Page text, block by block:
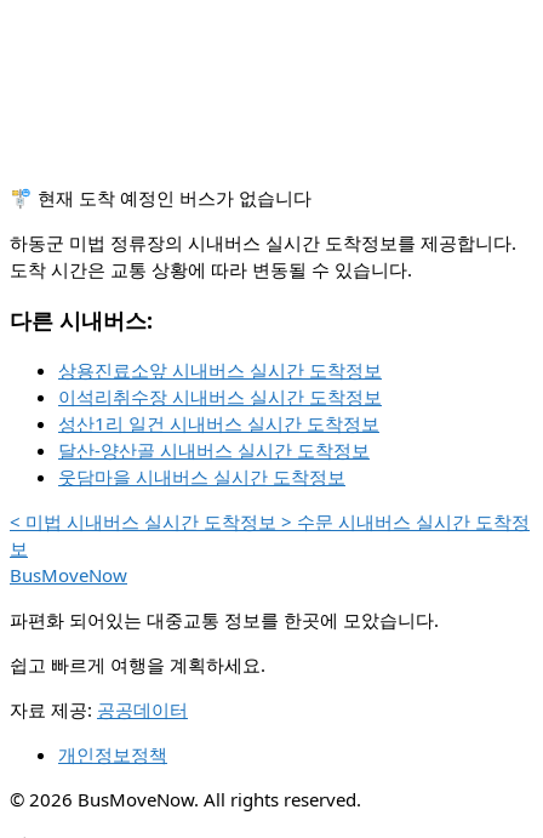
🚏 현재 도착 예정인 버스가 없습니다
하동군 미법 정류장의 시내버스 실시간 도착정보를 제공합니다.
도착 시간은 교통 상황에 따라 변동될 수 있습니다.
다른 시내버스:
상용진료소앞 시내버스 실시간 도착정보
이석리취수장 시내버스 실시간 도착정보
성산1리 일건 시내버스 실시간 도착정보
달산-양산골 시내버스 실시간 도착정보
웃담마을 시내버스 실시간 도착정보
< 미법 시내버스 실시간 도착정보 > 수문 시내버스 실시간 도착정
보
BusMoveNow
파편화 되어있는 대중교통 정보를 한곳에 모았습니다.
쉽고 빠르게 여행을 계획하세요.
자료 제공: 공공데이터
개인정보정책
© 2026 BusMoveNow. All rights reserved.